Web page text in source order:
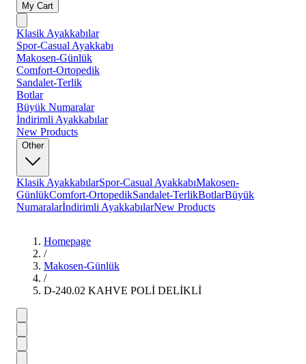
My Cart
Klasik Ayakkabılar
Spor-Casual Ayakkabı
Makosen-Günlük
Comfort-Ortopedik
Sandalet-Terlik
Botlar
Büyük Numaralar
İndirimli Ayakkabılar
New Products
Other
Klasik AyakkabılarSpor-Casual AyakkabıMakosen-
GünlükComfort-OrtopedikSandalet-TerlikBotlarBüyük
Numaralarİndirimli AyakkabılarNew Products
Homepage
/
Makosen-Günlük
/
D-240.02 KAHVE POLİ DELİKLİ